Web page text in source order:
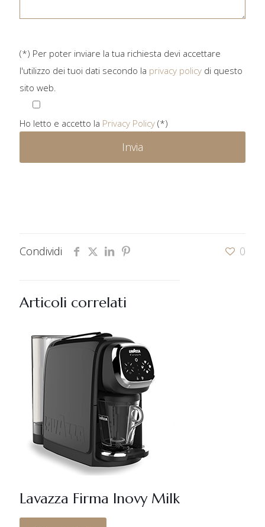
(*) Per poter inviare la tua richiesta devi accettare
l'utilizzo dei tuoi dati secondo la privacy policy di questo
sito web.
Ho letto e accetto la Privacy Policy (*)
Condividi 0
Articoli correlati
Lavazza Firma Inovy Milk